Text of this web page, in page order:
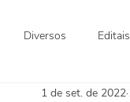
Diversos
Ação Social1 de set. de 2022